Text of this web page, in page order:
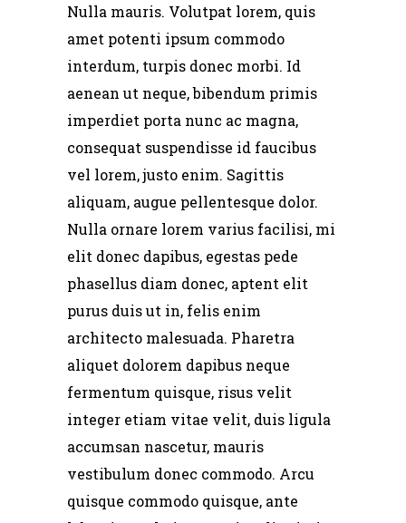
Nulla mauris. Volutpat lorem, quis
amet potenti ipsum commodo
interdum, turpis donec morbi. Id
aenean ut neque, bibendum primis
imperdiet porta nunc ac magna,
consequat suspendisse id faucibus
vel lorem, justo enim. Sagittis
aliquam, augue pellentesque dolor.
Nulla ornare lorem varius facilisi, mi
elit donec dapibus, egestas pede
phasellus diam donec, aptent elit
purus duis ut in, felis enim
architecto malesuada. Pharetra
aliquet dolorem dapibus neque
fermentum quisque, risus velit
integer etiam vitae velit, duis ligula
accumsan nascetur, mauris
vestibulum donec commodo. Arcu
quisque commodo quisque, ante